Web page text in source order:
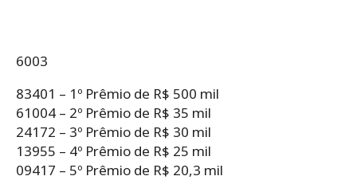
6003
83401 – 1º Prêmio de R$ 500 mil
61004 – 2º Prêmio de R$ 35 mil
24172 – 3º Prêmio de R$ 30 mil
13955 – 4º Prêmio de R$ 25 mil
09417 – 5º Prêmio de R$ 20,3 mil